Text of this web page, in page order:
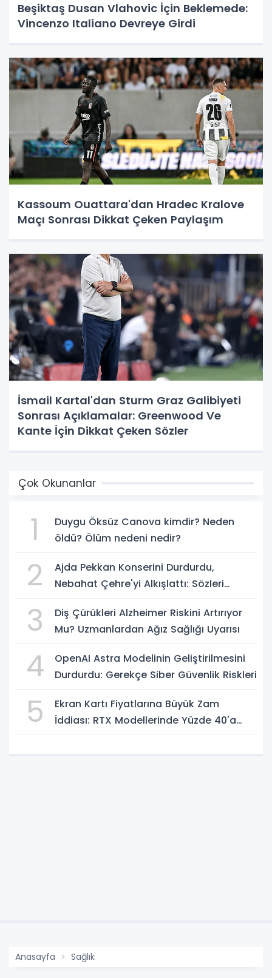
Beşiktaş Dusan Vlahovic İçin Beklemede:
Vincenzo Italiano Devreye Girdi
Kassoum Ouattara'dan Hradec Kralove
Maçı Sonrası Dikkat Çeken Paylaşım
İsmail Kartal'dan Sturm Graz Galibiyeti
Sonrası Açıklamalar: Greenwood Ve
Kante İçin Dikkat Çeken Sözler
Çok Okunanlar
1
Duygu Öksüz Canova kimdir? Neden
öldü? Ölüm nedeni nedir?
2
Ajda Pekkan Konserini Durdurdu,
Nebahat Çehre'yi Alkışlattı: Sözleri
3
Diş Çürükleri Alzheimer Riskini Artırıyor
Mu? Uzmanlardan Ağız Sağlığı Uyarısı
4
OpenAI Astra Modelinin Geliştirilmesini
Durdurdu: Gerekçe Siber Güvenlik Riskleri
5
Ekran Kartı Fiyatlarına Büyük Zam
İddiası: RTX Modellerinde Yüzde 40'a
Anasayfa Sağlık